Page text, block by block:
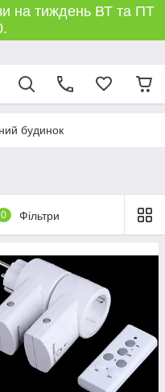
на тиждень ВТ та ПТ
будинок
0 Фільтри